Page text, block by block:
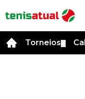
Torneios